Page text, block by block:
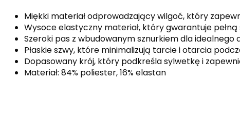
Miękki materiał odprowadzający wilgoć, który
Wysoce elastyczny materiał, który gwarantuje
Szeroki pas z wbudowanym sznurkiem dla idealnego
Płaskie szwy, które minimalizują tarcie i otarcia
Dopasowany krój, który podkreśla sylwetkę i
Materiał: 84% poliester, 16% elastan